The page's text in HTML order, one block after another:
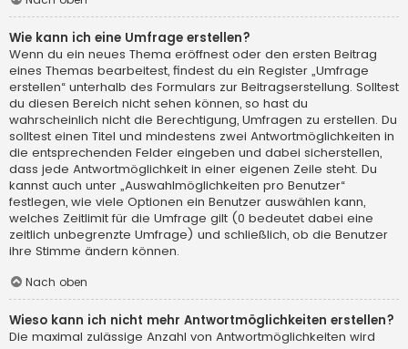
Wie kann ich eine Umfrage erstellen?
Wenn du ein neues Thema eröffnest oder den ersten Beitrag
eines Themas bearbeitest, findest du ein Register „Umfrage
erstellen“ unterhalb des Formulars zur Beitragserstellung. Solltest
du diesen Bereich nicht sehen können, so hast du
wahrscheinlich nicht die Berechtigung, Umfragen zu erstellen. Du
solltest einen Titel und mindestens zwei Antwortmöglichkeiten in
die entsprechenden Felder eingeben und dabei sicherstellen,
dass jede Antwortmöglichkeit in einer eigenen Zeile steht. Du
kannst auch unter „Auswahlmöglichkeiten pro Benutzer“
festlegen, wie viele Optionen ein Benutzer auswählen kann,
welches Zeitlimit für die Umfrage gilt (0 bedeutet dabei eine
zeitlich unbegrenzte Umfrage) und schließlich, ob die Benutzer
ihre Stimme ändern können.
Nach oben
Wieso kann ich nicht mehr Antwortmöglichkeiten erstellen?
Die maximal zulässige Anzahl von Antwortmöglichkeiten wird